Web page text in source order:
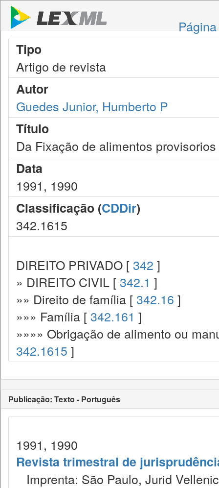
Tipo
Artigo de revista
Autor
Guedes Junior, Humberto P
Título
Da Fixação de alimentos provisorios
Data
1991, 1990
Classificação (CDDir)
342.1615
DIREITO PRIVADO [ 342 ]
» DIREITO CIVIL [ 342.1 ]
»» Direito de família [ 342.16 ]
»»» Família [ 342.161 ]
»»»» Obrigação de alimento ou
342.1615 ]
Publicação: Texto - Português
1991, 1990
Revista trimestral de
Imprenta: São Paulo, Jurid